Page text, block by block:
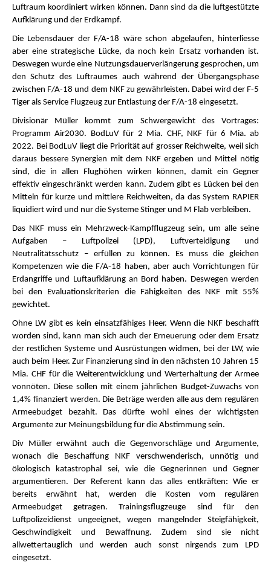
Luftraum koordiniert wirken können. Dann sind da die luftgestützte
Aufklärung und der Erdkampf.
Die Lebensdauer der F/A-18 wäre schon abgelaufen, hinterliesse
aber eine strategische Lücke, da noch kein Ersatz vorhanden ist.
Deswegen wurde eine Nutzungsdauerverlängerung gesprochen, um
den Schutz des Luftraumes auch während der Übergangsphase
zwischen F/A-18 und dem NKF zu gewährleisten. Dabei wird der F-5
Tiger als Service Flugzeug zur Entlastung der F/A-18 eingesetzt.
Divisionär Müller kommt zum Schwergewicht des Vortrages:
Programm Air2030. BodLuV für 2 Mia. CHF, NKF für 6 Mia. ab
2022. Bei BodLuV liegt die Priorität auf grosser Reichweite, weil sich
daraus bessere Synergien mit dem NKF ergeben und Mittel nötig
sind, die in allen Flughöhen wirken können, damit ein Gegner
effektiv eingeschränkt werden kann. Zudem gibt es Lücken bei den
Mitteln für kurze und mittlere Reichweiten, da das System RAPIER
liquidiert wird und nur die Systeme Stinger und M Flab verbleiben.
Das NKF muss ein Mehrzweck-Kampfflugzeug sein, um alle seine
Aufgaben – Luftpolizei (LPD), Luftverteidigung und
Neutralitätsschutz – erfüllen zu können. Es muss die gleichen
Kompetenzen wie die F/A-18 haben, aber auch Vorrichtungen für
Erdangriffe und Luftaufklärung an Bord haben. Deswegen werden
bei den Evaluationskriterien die Fähigkeiten des NKF mit 55%
gewichtet.
Ohne LW gibt es kein einsatzfähiges Heer. Wenn die NKF beschafft
worden sind, kann man sich auch der Erneuerung oder dem Ersatz
der restlichen Systeme und Ausrüstungen widmen, bei der LW, wie
auch beim Heer. Zur Finanzierung sind in den nächsten 10 Jahren 15
Mia. CHF für die Weiterentwicklung und Werterhaltung der Armee
vonnöten. Diese sollen mit einem jährlichen Budget-Zuwachs von
1,4% finanziert werden. Die Beträge werden alle aus dem regulären
Armeebudget bezahlt. Das dürfte wohl eines der wichtigsten
Argumente zur Meinungsbildung für die Abstimmung sein.
Div Müller erwähnt auch die Gegenvorschläge und Argumente,
wonach die Beschaffung NKF verschwenderisch, unnötig und
ökologisch katastrophal sei, wie die Gegnerinnen und Gegner
argumentieren. Der Referent kann das alles entkräften: Wie er
bereits erwähnt hat, werden die Kosten vom regulären
Armeebudget getragen. Trainingsflugzeuge sind für den
Luftpolizeidienst ungeeignet, wegen mangelnder Steigfähigkeit,
Geschwindigkeit und Bewaffnung. Zudem sind sie nicht
allwettertauglich und werden auch sonst nirgends zum LPD
eingesetzt.